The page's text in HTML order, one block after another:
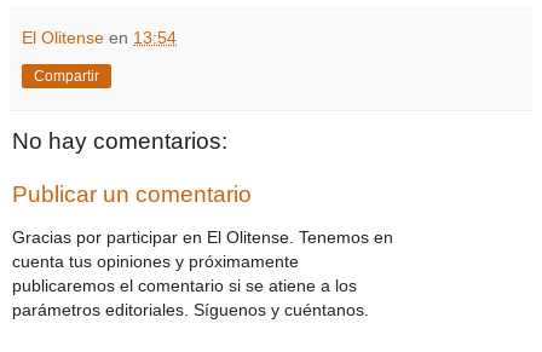
El Olitense en 13:54
Compartir
No hay comentarios:
Publicar un comentario
Gracias por participar en El Olitense. Tenemos en
cuenta tus opiniones y próximamente
publicaremos el comentario si se atiene a los
parámetros editoriales. Síguenos y cuéntanos.